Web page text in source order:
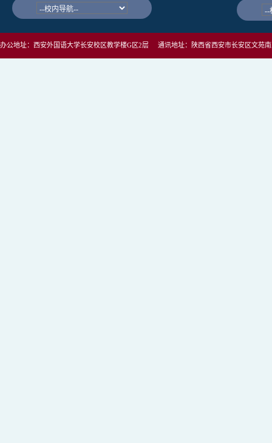
办公地址：西安外国语大学长安校区教学楼G区2层 通讯地址：陕西省西安市长安区文